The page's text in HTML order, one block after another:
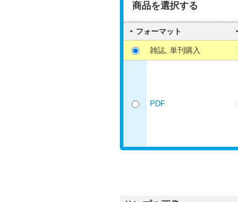
商品を選択する
フォーマット
雑誌, 単刊購入
PDF